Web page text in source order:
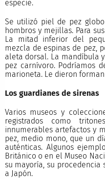
especie.
Se utilizó piel de pez
hombros y mejillas. Para
La mitad inferior del
mezcla de espinas de pez,
aleta dorsal. La mandíbula
pez carnívoro. Podríamos
marioneta. Le dieron
Los guardianes de sirenas
Varios museos y
registrados como
innumerables artefactos y
pez, medio mono, que un
auténticas. Algunos
Británico o en el Museo
su mayoría, su procedencia
a Japón.